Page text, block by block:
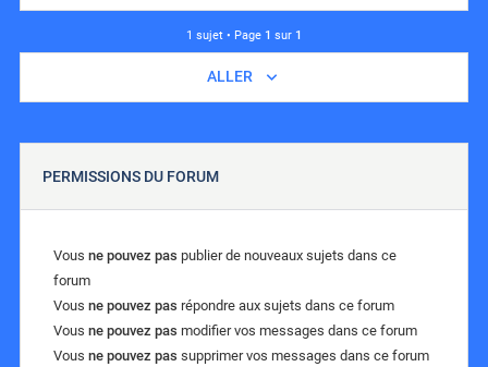
1 sujet • Page 1 sur 1
ALLER
PERMISSIONS DU FORUM
Vous ne pouvez pas publier de nouveaux sujets dans ce
forum
Vous ne pouvez pas répondre aux sujets dans ce forum
Vous ne pouvez pas modifier vos messages dans ce forum
Vous ne pouvez pas supprimer vos messages dans ce forum